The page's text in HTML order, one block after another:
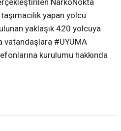
NarkoNokta
yapan yolcu
yaklaşık 420 yolcuya
vatandaşlara #UYUMA
kurulumu hakkında